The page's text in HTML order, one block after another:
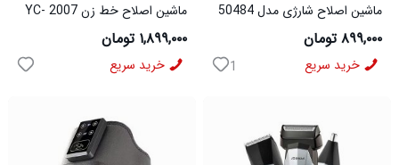
ماشین اصلاح خط زن YC- 2007
مدل 50801
۱,۸۹۹,۰۰۰ تومان
خرید سریع
ماشین اصلاح شارژی مدل 50484
۸۹۹,۰۰۰ تومان
خرید سریع 1